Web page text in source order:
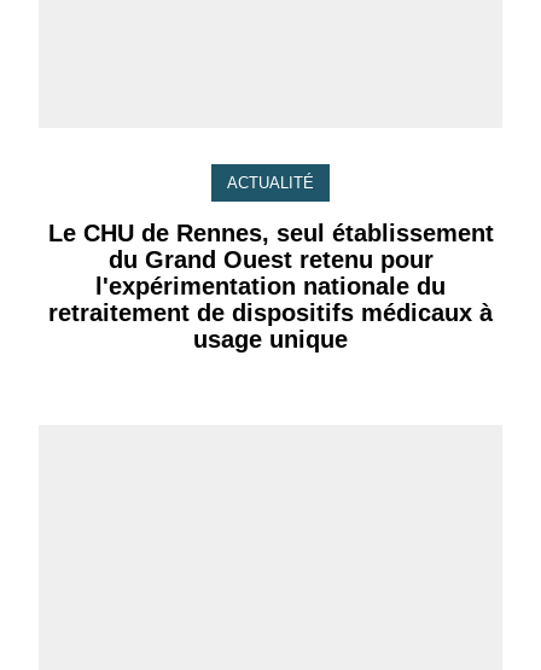
ACTUALITÉ
Le CHU de Rennes, seul établissement
du Grand Ouest retenu pour
l'expérimentation nationale du
retraitement de dispositifs médicaux à
usage unique